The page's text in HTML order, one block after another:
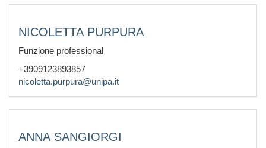
NICOLETTA PURPURA
Funzione professional
+3909123893857
nicoletta.purpura@unipa.it
ANNA SANGIORGI